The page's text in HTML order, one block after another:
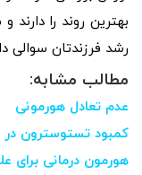
بهترین روند را دارند
رشد فرزندتان سوالی
مطالب مشابه:
عدم تعادل هورمونی
کمبود تستوسترون
هورمون درمانی برای